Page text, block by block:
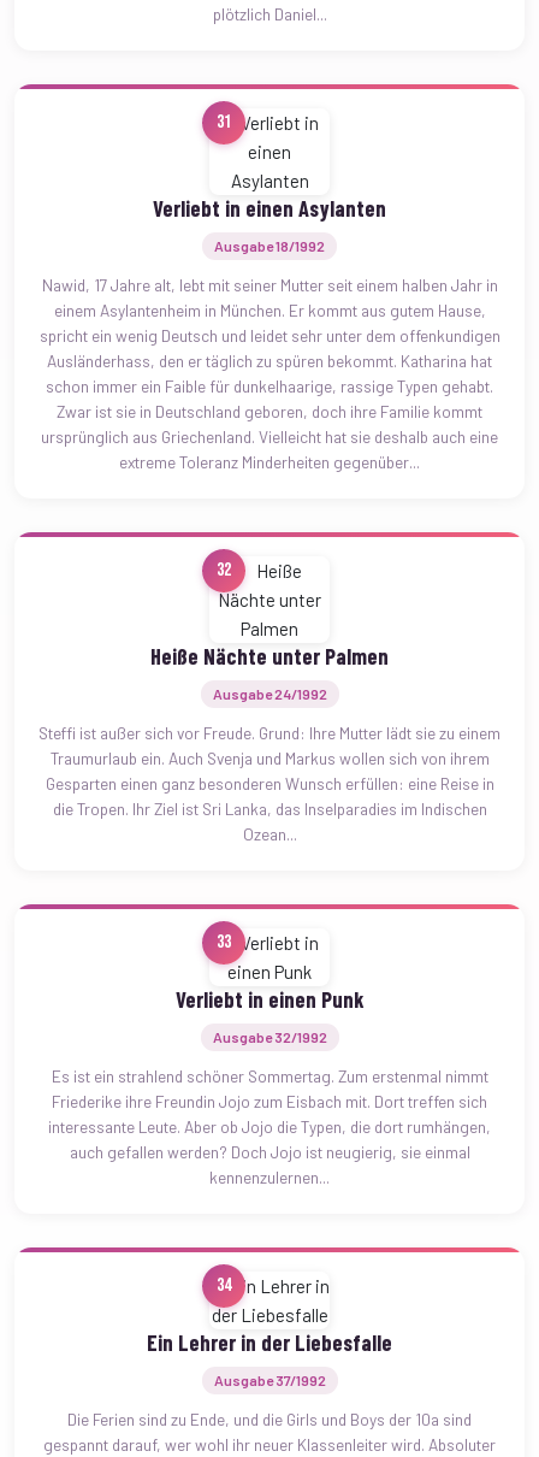
plötzlich Daniel...
31
Verliebt in einen Asylanten
Ausgabe 18/1992
Nawid, 17 Jahre alt, lebt mit seiner Mutter seit einem halben Jahr in
einem Asylantenheim in München. Er kommt aus gutem Hause,
spricht ein wenig Deutsch und leidet sehr unter dem offenkundigen
Ausländerhass, den er täglich zu spüren bekommt. Katharina hat
schon immer ein Faible für dunkelhaarige, rassige Typen gehabt.
Zwar ist sie in Deutschland geboren, doch ihre Familie kommt
ursprünglich aus Griechenland. Vielleicht hat sie deshalb auch eine
extreme Toleranz Minderheiten gegenüber...
32
Heiße Nächte unter Palmen
Ausgabe 24/1992
Steffi ist außer sich vor Freude. Grund: Ihre Mutter lädt sie zu einem
Traumurlaub ein. Auch Svenja und Markus wollen sich von ihrem
Gesparten einen ganz besonderen Wunsch erfüllen: eine Reise in
die Tropen. Ihr Ziel ist Sri Lanka, das Inselparadies im Indischen
Ozean...
33
Verliebt in einen Punk
Ausgabe 32/1992
Es ist ein strahlend schöner Sommertag. Zum erstenmal nimmt
Friederike ihre Freundin Jojo zum Eisbach mit. Dort treffen sich
interessante Leute. Aber ob Jojo die Typen, die dort rumhängen,
auch gefallen werden? Doch Jojo ist neugierig, sie einmal
kennenzulernen...
34
Ein Lehrer in der Liebesfalle
Ausgabe 37/1992
Die Ferien sind zu Ende, und die Girls und Boys der 10a sind
gespannt darauf, wer wohl ihr neuer Klassenleiter wird. Absoluter